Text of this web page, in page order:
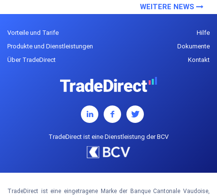
WEITERE NEWS
Vorteile und Tarife
Produkte und Dienstleistungen
Über TradeDirect
Hilfe
Dokumente
Kontakt
TradeDirect ist eine Dienstleistung der BCV
TradeDirect ist eine eingetragene Marke der Banque Cantonale Vaudoise,